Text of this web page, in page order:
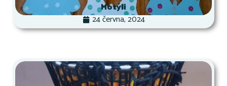
Motýli
24 června, 2024